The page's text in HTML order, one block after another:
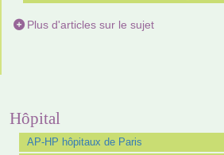
Plus d'articles sur le sujet
Hôpital
AP-HP hôpitaux de Paris